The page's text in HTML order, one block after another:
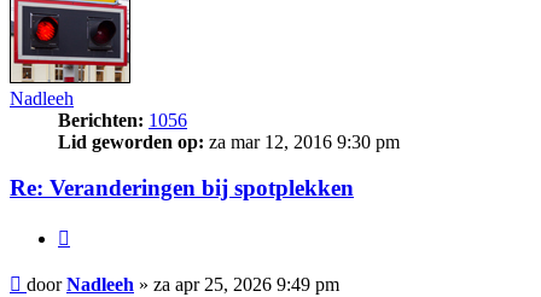
Nadleeh
Berichten: 1056
Lid geworden op: za mar 12, 2016 9:30 pm
Re: Veranderingen bij spotplekken
Bericht
doorNadleeh » za apr 25, 2026 9:49 pm